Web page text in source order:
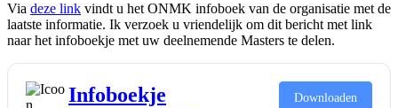
Via deze link vindt u het ONMK infoboek van de organisatie met de
laatste informatie. Ik verzoek u vriendelijk om dit bericht met link
naar het infoboekje met uw deelnemende Masters te delen.
Infoboekje
Downloaden